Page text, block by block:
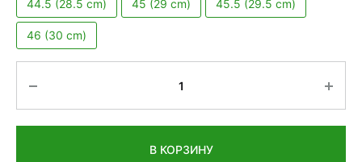
44.5 (28.5 cm) 45 (29 cm) 45.5 (29.5 cm)
46 (30 cm)
В КОРЗИНУ